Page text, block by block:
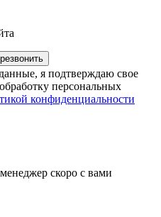
я подтверждаю свое
персональных
конфиденциальности
скоро с вами